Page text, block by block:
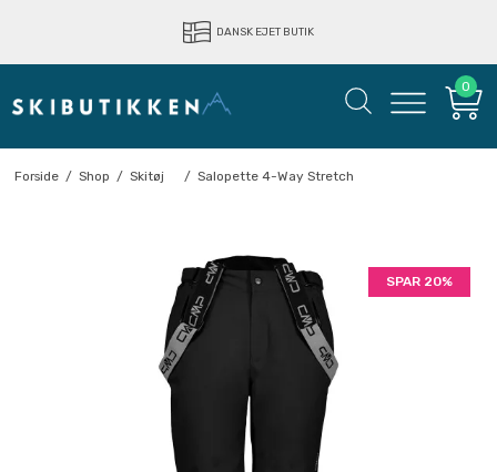
DANSK EJET BUTIK
LYNHURTIG LEVERING
0
Forside / Shop / Skitøj / Salopette 4-Way Stretch
SPAR 20%